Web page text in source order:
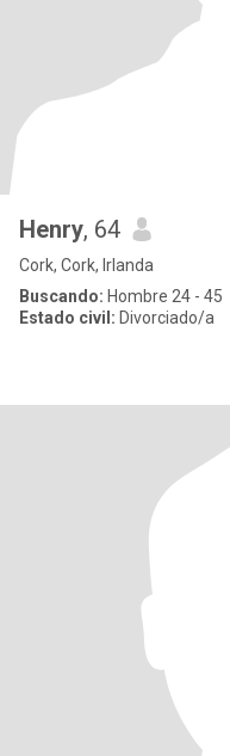
Henry, 64
Cork, Cork, Irlanda
Buscando: Hombre 24 - 45
Estado civil: Divorciado/a